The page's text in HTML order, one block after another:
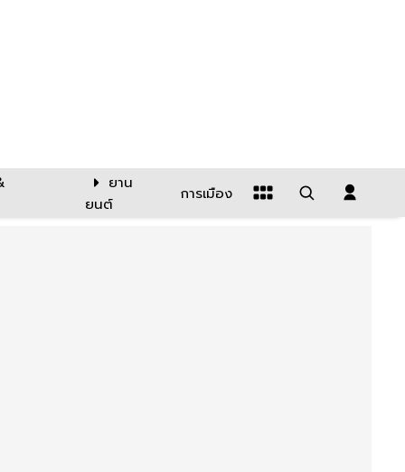
ยาน
ยนต์
การเมือง